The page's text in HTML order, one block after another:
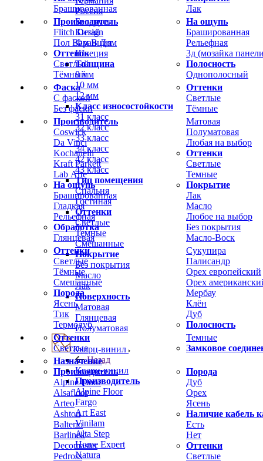
Брашированная
Лак
Производитель
Flitch Design
Пол Вам В Дом
Оттенок
Светлый
Тёмный
На ощупь
Брашированная
Рельефная
3д (мозайка
Полосность
Однополосный
Фаска
С фаской
Без фаски
Оттенки
Светлые
Тёмные
Производитель
Coswick
Da Vinci
Kochanelli
Kraft Parkett
Lab Arte
На ощупь
Брашированная
Гладкая
Рельефная
Обработка
Глянцевая
Матовая
Полуматовая
Любая на выбор
Оттенки
Светлые
Темные
Покрытие
Лак
Масло
Любое на выбор
Без покрытия
Масло-Воск
Оттенки
Светлые
Тёмные
Смешанные
Порода
Ясень
Тик
Термодуб
Сукупира
Палисандр
Орех европейский
Орех
Мербау
Клён
Дуб
Полосность
Оттенки
Светлые
Темные
Замковое
Назначение
Производитель
Alpine Floor
Alsafloor
Arteo
Ashton
Balterio
Barlinek
Decomaster
Pedross
Порода
Дуб
Орех
Ясень
Наличие кабель
Есть
Нет
Оттенки
Светлые
Россия
Беларусь
Китай
Франция
Швеция
Толщина
8 мм
10 мм
12 мм
Класс износостойкости
31 класс
32 класс
33 класс
34 класс
42 класс
43 класс
Тип помещения
Спальня
Гостиная
Оттенки
Светлые
Темные
Смешанные
Покрытие
Без покрытия
Масло
Лак
Поверхность
Матовая
Глянцевая
Полуматовая
Кварц-винил
Назад
Кварц-винил
Производитель
Alpine Floor
Fargo
Art East
Vinilam
Alta Step
Home Expert
Natura